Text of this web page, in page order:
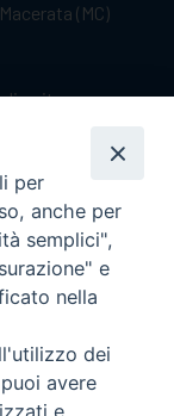
(MC)
per
anche per
semplici",
e
nella
dei
avere